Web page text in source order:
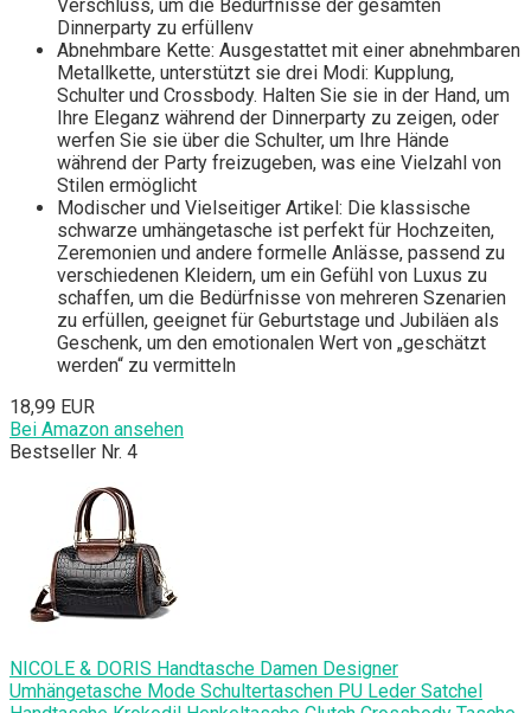
Verschluss, um die Bedürfnisse der gesamten
Dinnerparty zu erfüllenv
Abnehmbare Kette: Ausgestattet mit einer abnehmbaren
Metallkette, unterstützt sie drei Modi: Kupplung,
Schulter und Crossbody. Halten Sie sie in der Hand, um
Ihre Eleganz während der Dinnerparty zu zeigen, oder
werfen Sie sie über die Schulter, um Ihre Hände
während der Party freizugeben, was eine Vielzahl von
Stilen ermöglicht
Modischer und Vielseitiger Artikel: Die klassische
schwarze umhängetasche ist perfekt für Hochzeiten,
Zeremonien und andere formelle Anlässe, passend zu
verschiedenen Kleidern, um ein Gefühl von Luxus zu
schaffen, um die Bedürfnisse von mehreren Szenarien
zu erfüllen, geeignet für Geburtstage und Jubiläen als
Geschenk, um den emotionalen Wert von „geschätzt
werden“ zu vermitteln
18,99 EUR
Bei Amazon ansehen
Bestseller Nr. 4
NICOLE & DORIS Handtasche Damen Designer
Umhängetasche Mode Schultertaschen PU Leder Satchel